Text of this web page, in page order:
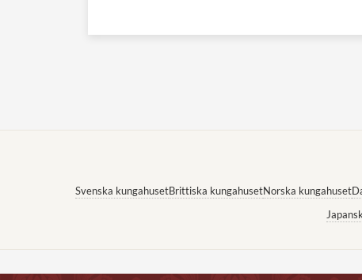
Svenska kungahusetBrittiska kungahusetNorska kungahuset